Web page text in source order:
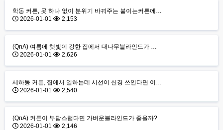
학동 커튼, 못 하나 없이 분위기 바꿔주는 붙이는커튼에…
2026-01-01
2,153
(QnA) 여름에 햇빛이 강한 집에서 대나무블라인드가 …
2026-01-01
2,626
세하동 커튼, 집에서 일하는데 시선이 신경 쓰인다면 이…
2026-01-01
2,540
(QnA) 커튼이 부담스럽다면 가벼운블라인드가 좋을까?
2026-01-01
2,146